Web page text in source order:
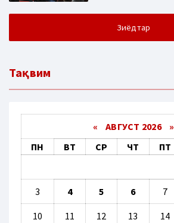
Зиёдтар
Тақвим
« АВГУСТ 2026 »
ПН
ВТ СР ЧТ ПТ
3 4 5 6 7
10 11 12 13 14